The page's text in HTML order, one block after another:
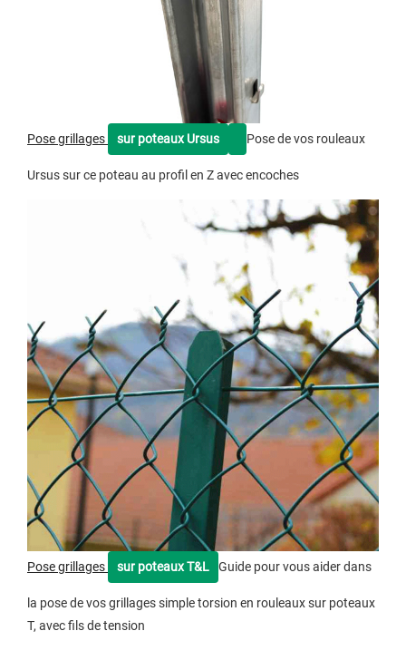
Pose grillages sur poteaux Ursus Pose de vos rouleaux
Ursus sur ce poteau au profil en Z avec encoches
Pose grillages sur poteaux T&L Guide pour vous aider dans
la pose de vos grillages simple torsion en rouleaux sur poteaux
T, avec fils de tension